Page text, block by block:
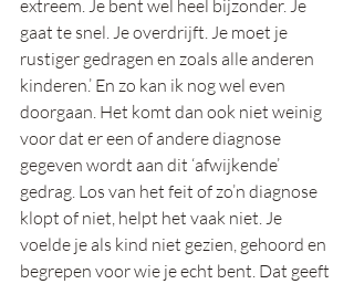
extreem. Je bent wel heel bijzonder. Je
gaat te snel. Je overdrijft. Je moet je
rustiger gedragen en zoals alle anderen
kinderen.’ En zo kan ik nog wel even
doorgaan. Het komt dan ook niet weinig
voor dat er een of andere diagnose
gegeven wordt aan dit ‘afwijkende’
gedrag. Los van het feit of zo’n diagnose
klopt of niet, helpt het vaak niet. Je
voelde je als kind niet gezien, gehoord en
begrepen voor wie je echt bent. Dat geeft